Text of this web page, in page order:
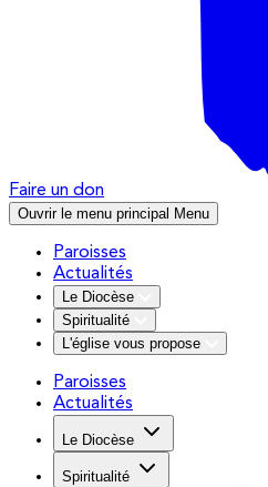
Faire un don
Ouvrir le menu principal Menu
Paroisses
Actualités
Le Diocèse
Spiritualité
L'église vous propose
Paroisses
Actualités
Le Diocèse
Spiritualité